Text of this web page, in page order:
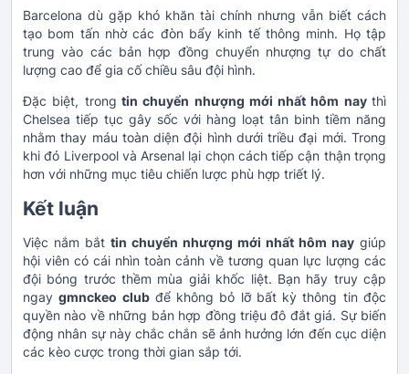
Barcelona dù gặp khó khăn tài chính nhưng vẫn biết cách
tạo bom tấn nhờ các đòn bẩy kinh tế thông minh. Họ tập
trung vào các bản hợp đồng chuyển nhượng tự do chất
lượng cao để gia cố chiều sâu đội hình.
Đặc biệt, trong tin chuyển nhượng mới nhất hôm naythì
Chelsea tiếp tục gây sốc với hàng loạt tân binh tiềm năng
nhằm thay máu toàn diện đội hình dưới triều đại mới. Trong
khi đó Liverpool và Arsenal lại chọn cách tiếp cận thận trọng
hơn với những mục tiêu chiến lược phù hợp triết lý.
Kết luận
Việc nắm bắt tin chuyển nhượng mới nhất hôm nay giúp
hội viên có cái nhìn toàn cảnh về tương quan lực lượng các
đội bóng trước thềm mùa giải khốc liệt. Bạn hãy truy cập
ngaygmnckeo clubđể không bỏ lỡ bất kỳ thông tin độc
quyền nào về những bản hợp đồng triệu đô đắt giá. Sự biến
động nhân sự này chắc chắn sẽ ảnh hưởng lớn đến cục diện
các kèo cược trong thời gian sắp tới.